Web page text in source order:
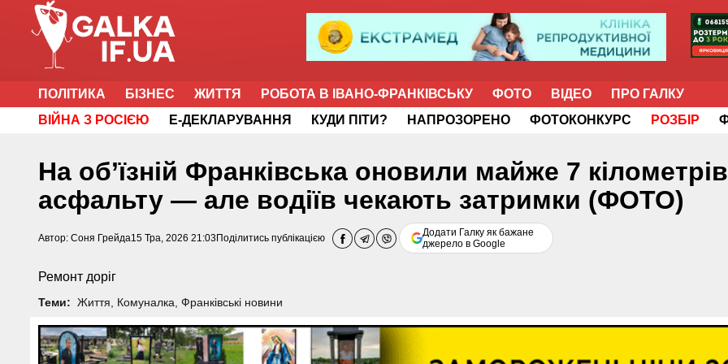
ПОЛІТИКА БІЗНЕС ЖИТТЯ РОБОТА В ІВАНО-ФРАНКІВСЬКУ ФОТО ВІДЕО
ПРО ГАЛКУ
ВІЙНА З РОСІЄЮ
Е-ДЕКЛАРУВАННЯ КУДИ ПІТИ? НАПРОЗОРЕНО ФОТОКОНКУРС РОЗБІР
На об’їзній Франківська оновили майже 7 кілометрів
асфальту — але водіїв чекають затримки (ФОТО)
Автор: Соня Грейда15 Тра, 2026 21:03 Поділитись публікацією
Додати Галку як бажане
джерело в Google
Ремонт доріг
Теми: Життя Комуналка Франківські новини